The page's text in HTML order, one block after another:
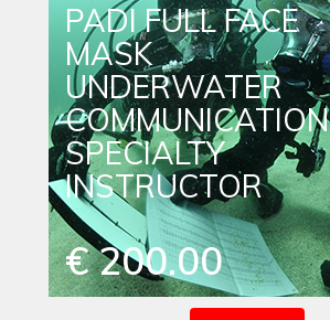
PADI FULL FACE
MASK
UNDERWATER
COMMUNICATION
SPECIALTY
INSTRUCTOR
€ 200.00